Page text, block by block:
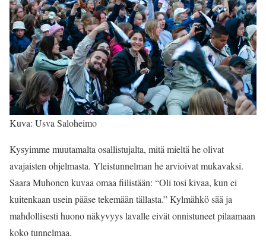
Kuva: Usva Saloheimo
Kysyimme muutamalta osallistujalta, mitä mieltä he olivat
avajaisten ohjelmasta. Yleistunnelman he arvioivat mukavaksi.
Saara Muhonen kuvaa omaa fiilistään: “Oli tosi kivaa, kun ei
kuitenkaan usein pääse tekemään tällasta.” Kylmähkö sää ja
mahdollisesti huono näkyvyys lavalle eivät onnistuneet pilaamaan
koko tunnelmaa.